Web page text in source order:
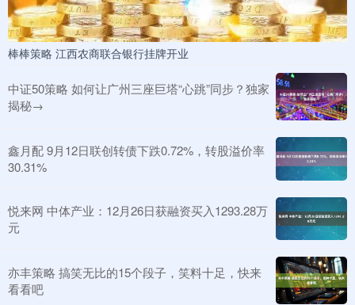
棒棒策略 江西农商联合银行挂牌开业
中证50策略 如何让广州三座巨塔“心跳”同步？独家
揭秘→
鑫月配 9月12日联创转债下跌0.72%，转股溢价率
30.31%
悦来网 中体产业：12月26日获融资买入1293.28万
元
亦丰策略 搞笑无比的15个段子，笑料十足，快来
看看吧